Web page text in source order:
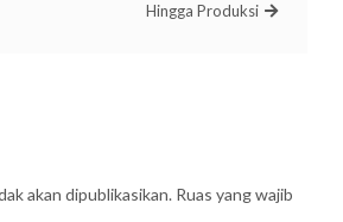
Hingga Produksi
akan dipublikasikan. Ruas yang wajib